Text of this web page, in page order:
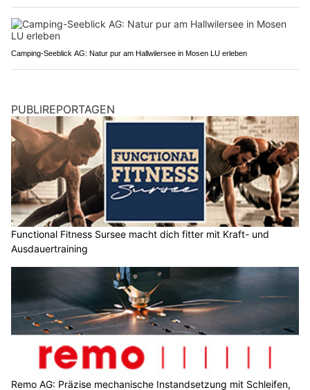
Camping-Seeblick AG: Natur pur am Hallwilersee in Mosen LU erleben
PUBLIREPORTAGEN
Functional Fitness Sursee macht dich fitter mit Kraft- und
Ausdauertraining
Remo AG: Präzise mechanische Instandsetzung mit Schleifen,